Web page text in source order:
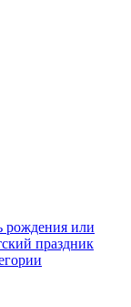
рождения или
праздник